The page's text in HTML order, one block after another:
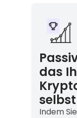
das
Indem